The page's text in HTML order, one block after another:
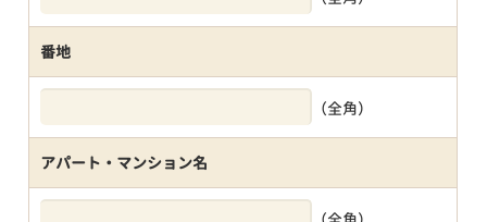
番地
（全角）
アパート・マンション名